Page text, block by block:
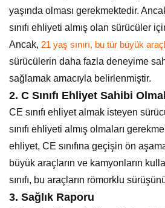
yaşında olması gerekmektedir.
sınıfı ehliyeti almış olan sürücüler
Ancak, 21 yaş sınırı, bu tür büyük
sürücülerin daha fazla deneyime
sağlamak amacıyla belirlenmiştir.
2. C Sınıfı Ehliyet Sahibi
CE sınıfı ehliyet almak isteyen
sınıfı ehliyeti almış olmaları
ehliyet, CE sınıfına geçişin ön
büyük araçların ve kamyonların
sınıfı, bu araçların römorklu
3. Sağlık Raporu